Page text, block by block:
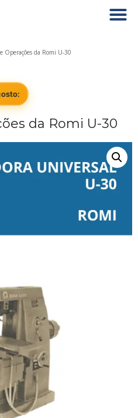
Operações da Romi U-30
Cobrimos qualquer preço em
da Romi U-30